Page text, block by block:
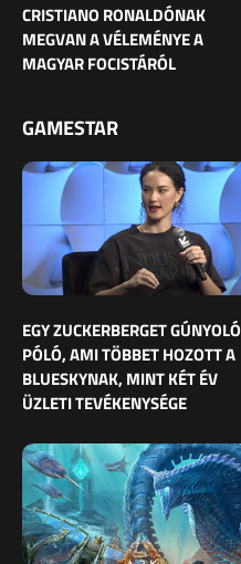
CRISTIANO RONALDÓNAK
MEGVAN A VÉLEMÉNYE A
MAGYAR FOCISTÁRÓL
GAMESTAR
EGY ZUCKERBERGET GÚNYOLÓ
PÓLÓ, AMI TÖBBET HOZOTT A
BLUESKYNAK, MINT KÉT ÉV
ÜZLETI TEVÉKENYSÉGE